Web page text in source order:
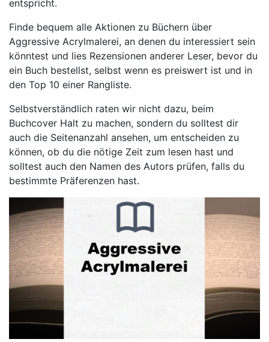
entspricht.
Finde bequem alle Aktionen zu Büchern über
Aggressive Acrylmalerei, an denen du interessiert sein
könntest und lies Rezensionen anderer Leser, bevor du
ein Buch bestellst, selbst wenn es preiswert ist und in
den Top 10 einer Rangliste.
Selbstverständlich raten wir nicht dazu, beim
Buchcover Halt zu machen, sondern du solltest dir
auch die Seitenanzahl ansehen, um entscheiden zu
können, ob du die nötige Zeit zum lesen hast und
solltest auch den Namen des Autors prüfen, falls du
bestimmte Präferenzen hast.